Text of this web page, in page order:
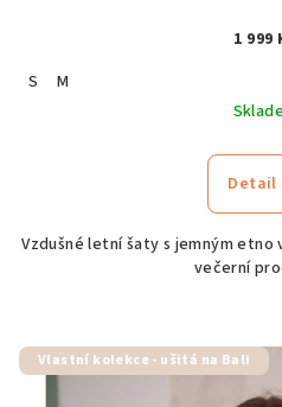
1 999
S
M
Detail
Vzdušné letní šaty s jemným
večerní
Vlastní kolekce - ušitá na Bali